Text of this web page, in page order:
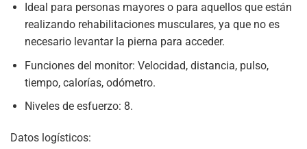
Ideal para personas mayores o para aquellos que están
realizando rehabilitaciones musculares, ya que no es
necesario levantar la pierna para acceder.
Funciones del monitor: Velocidad, distancia, pulso,
tiempo, calorías, odómetro.
Niveles de esfuerzo: 8.
Datos logísticos: